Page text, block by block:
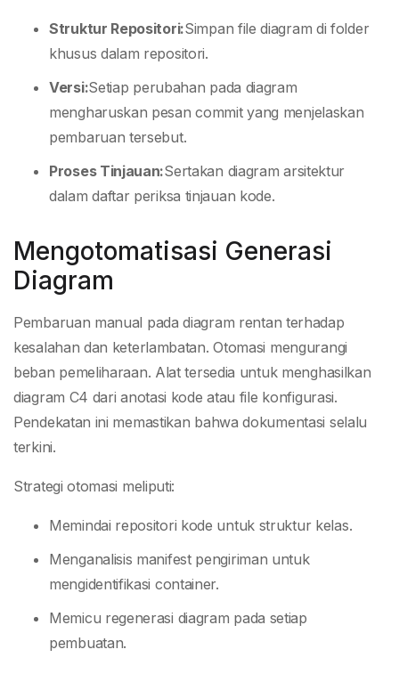
Struktur Repositori:Simpan file diagram di folder
khusus dalam repositori.
Versi:Setiap perubahan pada diagram
mengharuskan pesan commit yang menjelaskan
pembaruan tersebut.
Proses Tinjauan:Sertakan diagram arsitektur
dalam daftar periksa tinjauan kode.
Mengotomatisasi Generasi
Diagram
Pembaruan manual pada diagram rentan terhadap
kesalahan dan keterlambatan. Otomasi mengurangi
beban pemeliharaan. Alat tersedia untuk menghasilkan
diagram C4 dari anotasi kode atau file konfigurasi.
Pendekatan ini memastikan bahwa dokumentasi selalu
terkini.
Strategi otomasi meliputi:
Memindai repositori kode untuk struktur kelas.
Menganalisis manifest pengiriman untuk
mengidentifikasi container.
Memicu regenerasi diagram pada setiap
pembuatan.